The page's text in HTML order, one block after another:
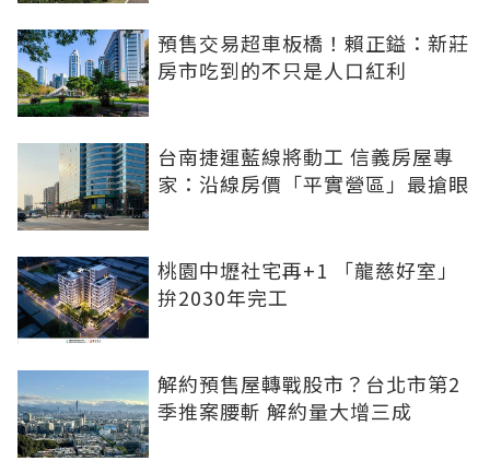
預售交易超車板橋！賴正鎰：新莊
房市吃到的不只是人口紅利
台南捷運藍線將動工 信義房屋專
家：沿線房價「平實營區」最搶眼
桃園中壢社宅再+1 「龍慈好室」
拚2030年完工
解約預售屋轉戰股市？台北市第2
季推案腰斬 解約量大增三成